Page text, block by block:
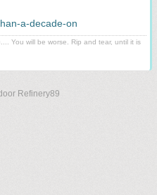
a-decade-on
You will be worse. Rip and tear, until it is
Refinery89